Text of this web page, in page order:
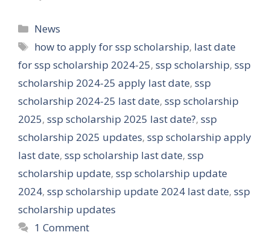
Categories
News
Tags
how to apply for ssp scholarship, last date
for ssp scholarship 2024-25, ssp scholarship, ssp
scholarship 2024-25 apply last date, ssp
scholarship 2024-25 last date, ssp scholarship
2025, ssp scholarship 2025 last date?, ssp
scholarship 2025 updates, ssp scholarship apply
last date, ssp scholarship last date, ssp
scholarship update, ssp scholarship update
2024, ssp scholarship update 2024 last date, ssp
scholarship updates
1 Comment